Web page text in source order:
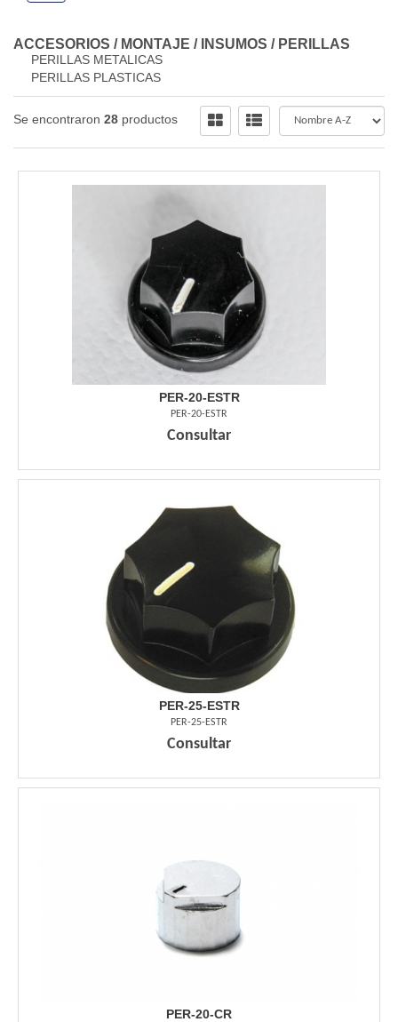
ACCESORIOS / MONTAJE / INSUMOS / PERILLAS
PERILLAS METALICAS
PERILLAS PLASTICAS
Se encontraron 28 productos
PER-20-ESTR
PER-20-ESTR
Consultar
PER-25-ESTR
PER-25-ESTR
Consultar
PER-20-CR